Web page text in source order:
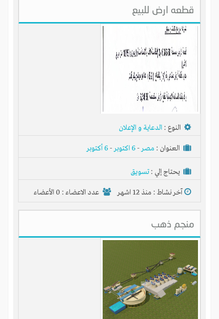
قطعه ارض للبيع
النوع : الدعاية و الإعلان
العنوان : مصر- 6 اكتوبر - 6 أكتوبر
يحتاج إلي :تسويق
آخر نشاط : منذ 12 اشهر عدد الاعضاء : 0 الأعضاء
منجم ذهب